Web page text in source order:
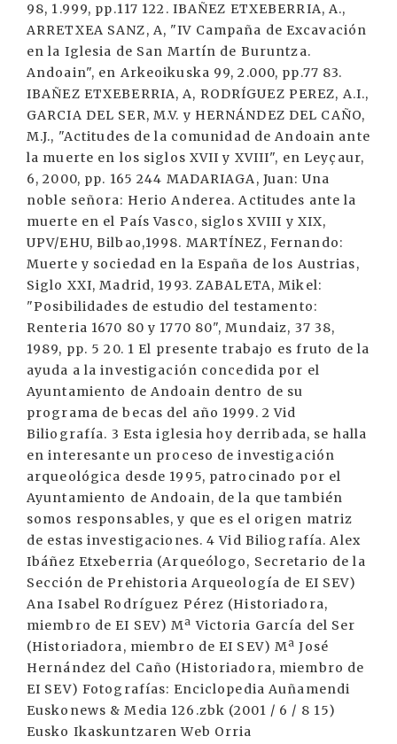
98, 1.999, pp.117 122. IBAÑEZ ETXEBERRIA, A.,
ARRETXEA SANZ, A, "IV Campaña de Excavación
en la Iglesia de San Martín de Buruntza.
Andoain", en Arkeoikuska 99, 2.000, pp.77 83.
IBAÑEZ ETXEBERRIA, A, RODRÍGUEZ PEREZ, A.I.,
GARCIA DEL SER, M.V. y HERNÁNDEZ DEL CAÑO,
M.J., "Actitudes de la comunidad de Andoain ante
la muerte en los siglos XVII y XVIII", en Leyçaur,
6, 2000, pp. 165 244 MADARIAGA, Juan: Una
noble señora: Herio Anderea. Actitudes ante la
muerte en el País Vasco, siglos XVIII y XIX,
UPV/EHU, Bilbao,1998. MARTÍNEZ, Fernando:
Muerte y sociedad en la España de los Austrias,
Siglo XXI, Madrid, 1993. ZABALETA, Mikel:
"Posibilidades de estudio del testamento:
Renteria 1670 80 y 1770 80", Mundaiz, 37 38,
1989, pp. 5 20. 1 El presente trabajo es fruto de la
ayuda a la investigación concedida por el
Ayuntamiento de Andoain dentro de su
programa de becas del año 1999. 2 Vid
Biliografía. 3 Esta iglesia hoy derribada, se halla
en interesante un proceso de investigación
arqueológica desde 1995, patrocinado por el
Ayuntamiento de Andoain, de la que también
somos responsables, y que es el origen matriz
de estas investigaciones. 4 Vid Biliografía. Alex
Ibáñez Etxeberria (Arqueólogo, Secretario de la
Sección de Prehistoria Arqueología de EI SEV)
Ana Isabel Rodríguez Pérez (Historiadora,
miembro de EI SEV) Mª Victoria García del Ser
(Historiadora, miembro de EI SEV) Mª José
Hernández del Caño (Historiadora, miembro de
EI SEV) Fotografías: Enciclopedia Auñamendi
Euskonews & Media 126.zbk (2001 / 6 / 8 15)
Eusko Ikaskuntzaren Web Orria